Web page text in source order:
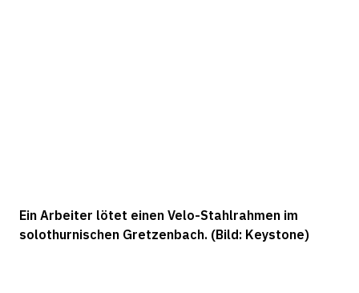
Ein Arbeiter lötet einen Velo-Stahlrahmen im
solothurnischen Gretzenbach. (Bild: Keystone)